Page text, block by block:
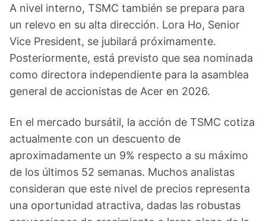
A nivel interno, TSMC también se prepara para
un relevo en su alta dirección. Lora Ho, Senior
Vice President, se jubilará próximamente.
Posteriormente, está previsto que sea nominada
como directora independiente para la asamblea
general de accionistas de Acer en 2026.
En el mercado bursátil, la acción de TSMC cotiza
actualmente con un descuento de
aproximadamente un 9% respecto a su máximo
de los últimos 52 semanas. Muchos analistas
consideran que este nivel de precios representa
una oportunidad atractiva, dadas las robustas